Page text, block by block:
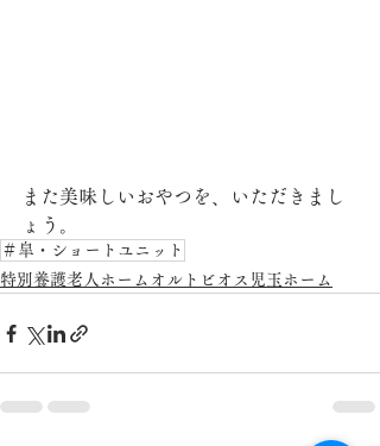
また美味しいおやつを、いただきまし
ょう。
＃皐・ショートユニット
特別養護老人ホームオルトビオス児玉ホーム